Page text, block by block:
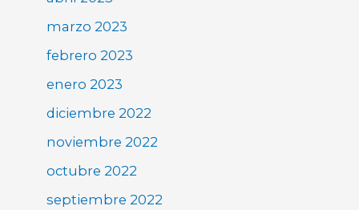
marzo 2023
febrero 2023
enero 2023
diciembre 2022
noviembre 2022
octubre 2022
septiembre 2022